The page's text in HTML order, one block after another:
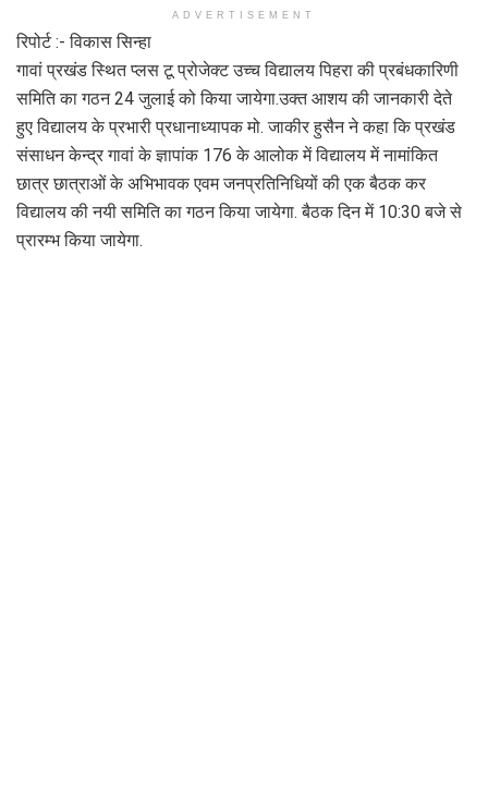
ADVERTISEMENT
रिपोर्ट :- विकास सिन्हा
गावां प्रखंड स्थित प्लस टू प्रोजेक्ट उच्च विद्यालय पिहरा की प्रबंधकारिणी
समिति का गठन 24 जुलाई को किया जायेगा.उक्त आशय की जानकारी देते
हुए विद्यालय के प्रभारी प्रधानाध्यापक मो. जाकीर हुसैन ने कहा कि प्रखंड
संसाधन केन्द्र गावां के ज्ञापांक 176 के आलोक में विद्यालय में नामांकित
छात्र छात्राओं के अभिभावक एवम जनप्रतिनिधियों की एक बैठक कर
विद्यालय की नयी समिति का गठन किया जायेगा. बैठक दिन में 10:30 बजे से
प्रारम्भ किया जायेगा.